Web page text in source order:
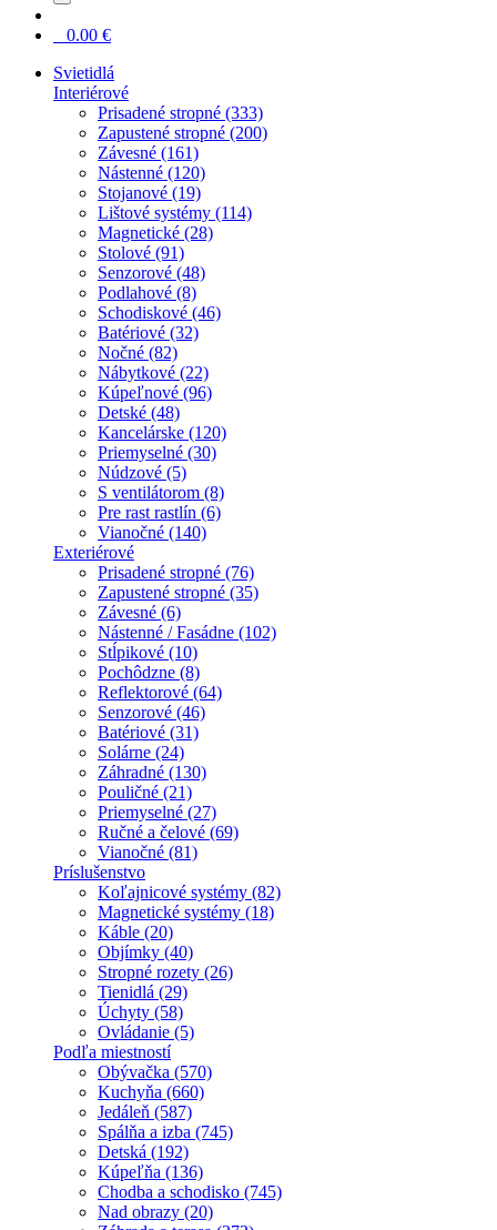
0.00 €
Svietidlá
Interiérové
Prisadené stropné (333)
Zapustené stropné (200)
Závesné (161)
Nástenné (120)
Stojanové (19)
Lištové systémy (114)
Magnetické (28)
Stolové (91)
Senzorové (48)
Podlahové (8)
Schodiskové (46)
Batériové (32)
Nočné (82)
Nábytkové (22)
Kúpeľnové (96)
Detské (48)
Kancelárske (120)
Priemyselné (30)
Núdzové (5)
S ventilátorom (8)
Pre rast rastlín (6)
Vianočné (140)
Exteriérové
Prisadené stropné (76)
Zapustené stropné (35)
Závesné (6)
Nástenné / Fasádne (102)
Stĺpikové (10)
Pochôdzne (8)
Reflektorové (64)
Senzorové (46)
Batériové (31)
Solárne (24)
Záhradné (130)
Pouličné (21)
Priemyselné (27)
Ručné a čelové (69)
Vianočné (81)
Príslušenstvo
Koľajnicové systémy (82)
Magnetické systémy (18)
Káble (20)
Objímky (40)
Stropné rozety (26)
Tienidlá (29)
Úchyty (58)
Ovládanie (5)
Podľa miestností
Obývačka (570)
Kuchyňa (660)
Jedáleň (587)
Spálňa a izba (745)
Detská (192)
Kúpeľňa (136)
Chodba a schodisko (745)
Nad obrazy (20)